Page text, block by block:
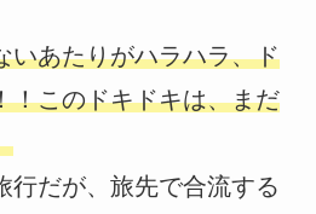
いあたりがハラハラ、ド
！このドキドキは、まだ
行だが、旅先で合流する